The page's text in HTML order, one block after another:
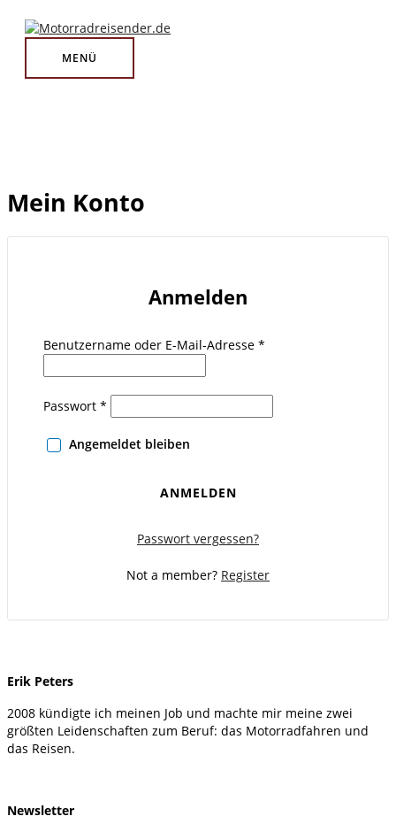
Inhalt
springen
MENÜ
Mein Konto
Anmelden
Benutzername oder E-Mail-Adresse *
Passwort *
Angemeldet bleiben
ANMELDEN
Passwort vergessen?
Not a member? Register
Erik Peters
2008 kündigte ich meinen Job und machte mir meine zwei
größten Leidenschaften zum Beruf: das Motorradfahren und
das Reisen.
Newsletter